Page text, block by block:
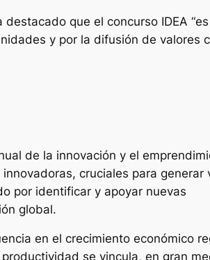
que el concurso IDEA
y por la difusión de valores
de la innovación y el
cruciales para generar
por identificar y apoyar nuevas
global.
en el crecimiento económico
se vincula, en gran